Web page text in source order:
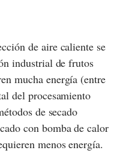
de aire caliente se
industrial de frutos
mucha energía (entre
del procesamiento
de secado
con bomba de calor
menos energía.